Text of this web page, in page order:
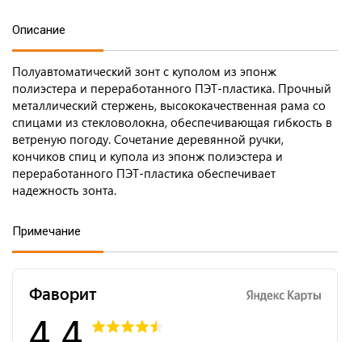
Описание
Полуавтоматический зонт с куполом из эпонж
полиэстера и переработанного ПЭТ-пластика. Прочный
металлический стержень, высококачественная рама со
спицами из стекловолокна, обеспечивающая гибкость в
ветреную погоду. Сочетание деревянной ручки,
кончиков спиц и купола из эпонж полиэстера и
переработанного ПЭТ-пластика обеспечивает
надежность зонта.
Примечание